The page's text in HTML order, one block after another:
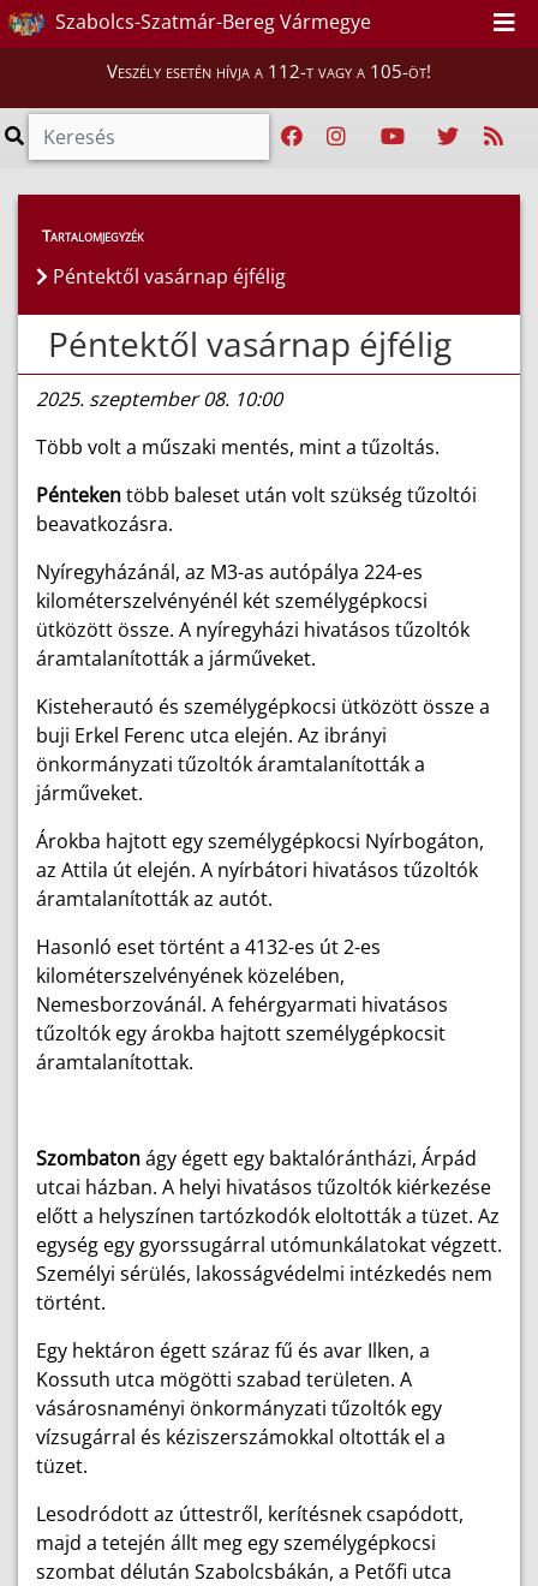
Szabolcs-Szatmár-Bereg Vármegye
Veszély esetén hívja a 112-t vagy a 105-öt!
Híreink > Hírek
Tartalomjegyzék
Péntektől vasárnap éjfélig
Péntektől vasárnap éjfélig
2025. szeptember 08. 10:00
Több volt a műszaki mentés, mint a tűzoltás.
Péntekentöbb baleset után volt szükség tűzoltói
beavatkozásra.
Nyíregyházánál, az M3-as autópálya 224-es
kilométerszelvényénél két személygépkocsi
ütközött össze. A nyíregyházi hivatásos tűzoltók
áramtalanították a járműveket.
Kisteherautó és személygépkocsi ütközött össze a
buji Erkel Ferenc utca elején. Az ibrányi
önkormányzati tűzoltók áramtalanították a
járműveket.
Árokba hajtott egy személygépkocsi Nyírbogáton,
az Attila út elején. A nyírbátori hivatásos tűzoltók
áramtalanították az autót.
Hasonló eset történt a 4132-es út 2-es
kilométerszelvényének közelében,
Nemesborzovánál. A fehérgyarmati hivatásos
tűzoltók egy árokba hajtott személygépkocsit
áramtalanítottak.
Szombatonágy égett egy baktalórántházi, Árpád
utcai házban. A helyi hivatásos tűzoltók kiérkezése
előtt a helyszínen tartózkodók eloltották a tüzet. Az
egység egy gyorssugárral utómunkálatokat végzett.
Személyi sérülés, lakosságvédelmi intézkedés nem
történt.
Egy hektáron égett száraz fű és avar Ilken, a
Kossuth utca mögötti szabad területen. A
vásárosnaményi önkormányzati tűzoltók egy
vízsugárral és kéziszerszámokkal oltották el a
tüzet.
Lesodródott az úttestről, kerítésnek csapódott,
majd a tetején állt meg egy személygépkocsi
szombat délután Szabolcsbákán, a Petőfi utca